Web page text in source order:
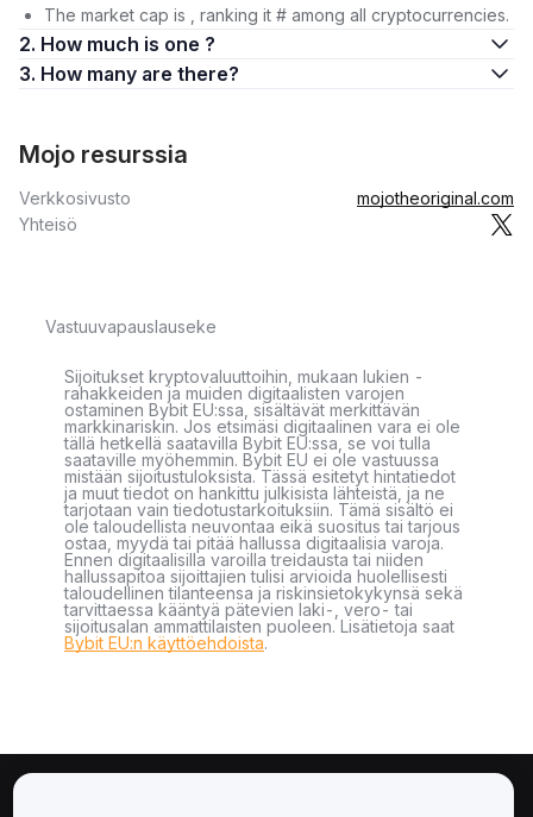
The market cap is , ranking it # among all cryptocurrencies.
2. How much is one ?
3. How many are there?
Mojo resurssia
Verkkosivusto
mojotheoriginal.com
Yhteisö
Vastuuvapauslauseke
Sijoitukset kryptovaluuttoihin, mukaan lukien -
rahakkeiden ja muiden digitaalisten varojen
ostaminen Bybit EU:ssa, sisältävät merkittävän
markkinariskin. Jos etsimäsi digitaalinen vara ei ole
tällä hetkellä saatavilla Bybit EU:ssa, se voi tulla
saataville myöhemmin. Bybit EU ei ole vastuussa
mistään sijoitustuloksista. Tässä esitetyt hintatiedot
ja muut tiedot on hankittu julkisista lähteistä, ja ne
tarjotaan vain tiedotustarkoituksiin. Tämä sisältö ei
ole taloudellista neuvontaa eikä suositus tai tarjous
ostaa, myydä tai pitää hallussa digitaalisia varoja.
Ennen digitaalisilla varoilla treidausta tai niiden
hallussapitoa sijoittajien tulisi arvioida huolellisesti
taloudellinen tilanteensa ja riskinsietokykynsä sekä
tarvittaessa kääntyä pätevien laki-, vero- tai
sijoitusalan ammattilaisten puoleen. Lisätietoja saat
Bybit EU:n käyttöehdoista.